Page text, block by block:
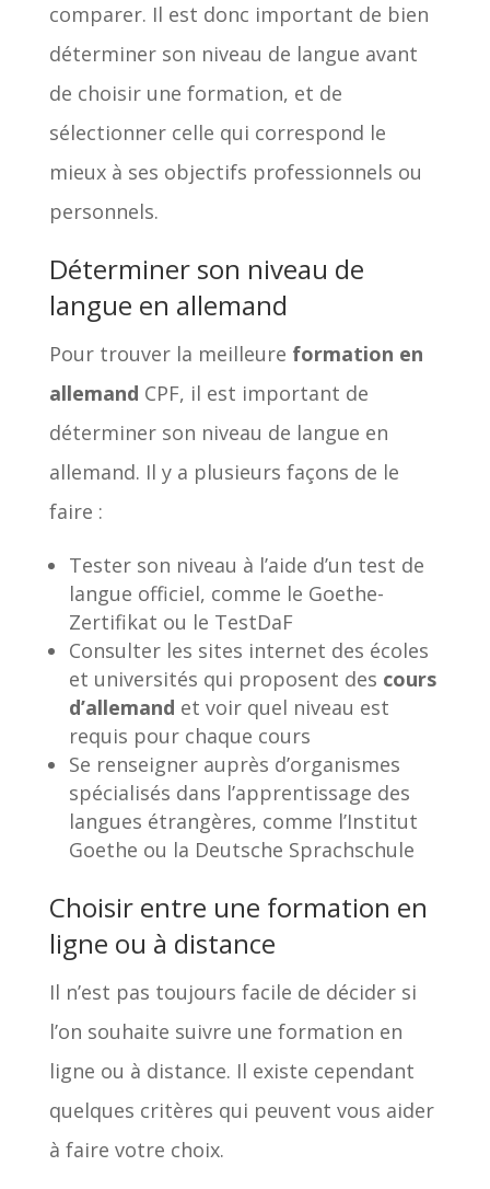
comparer. Il est donc important de bien
déterminer son niveau de langue avant
de choisir une formation, et de
sélectionner celle qui correspond le
mieux à ses objectifs professionnels ou
personnels.
Déterminer son niveau de
langue en allemand
Pour trouver la meilleure formation en
allemand CPF, il est important de
déterminer son niveau de langue en
allemand. Il y a plusieurs façons de le
faire :
Tester son niveau à l’aide d’un test de
langue officiel, comme le Goethe-
Zertifikat ou le TestDaF
Consulter les sites internet des écoles
et universités qui proposent des cours
d’allemand et voir quel niveau est
requis pour chaque cours
Se renseigner auprès d’organismes
spécialisés dans l’apprentissage des
langues étrangères, comme l’Institut
Goethe ou la Deutsche Sprachschule
Choisir entre une formation en
ligne ou à distance
Il n’est pas toujours facile de décider si
l’on souhaite suivre une formation en
ligne ou à distance. Il existe cependant
quelques critères qui peuvent vous aider
à faire votre choix.